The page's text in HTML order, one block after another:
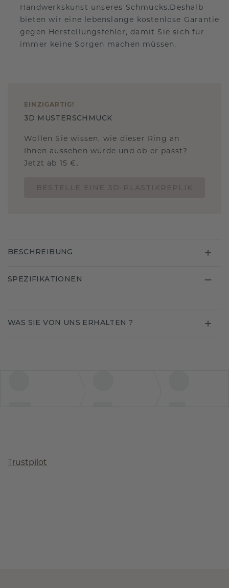
Handwerkskunst unseres Schmucks.Deshalb
bieten wir eine lebenslange kostenlose Garantie
gegen Herstellungsfehler, damit Sie sich für
immer keine Sorgen machen müssen.
EINZIGARTIG !
3D MUSTERSCHMUCK
Wollen Sie wissen, wie dieser Ring an
Ihnen aussehen würde und ob er passt?
Jetzt ab 15 €.
BESCHREIBUNG
SPEZIFIKATIONEN
WAS SIE VON UNS ERHALTEN ?
Trustpilot